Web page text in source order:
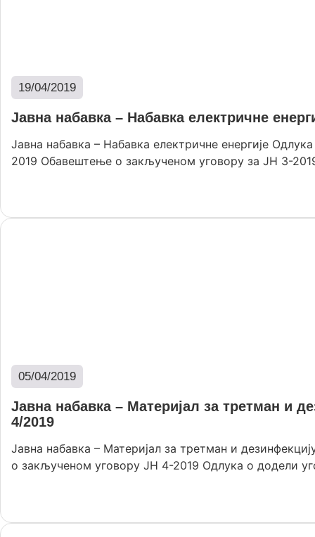
19/04/2019
Јавна набавка – Набавка електричне
Јавна набавка – Набавка електричне енергије
2019 Обавештење о закљученом уговору за JН 3-
05/04/2019
Јавна набавка – Материјал за третман и
4/2019
Јавна набавка – Материјал за третман и
о закљученом уговору ЈН 4-2019 Одлука о додели